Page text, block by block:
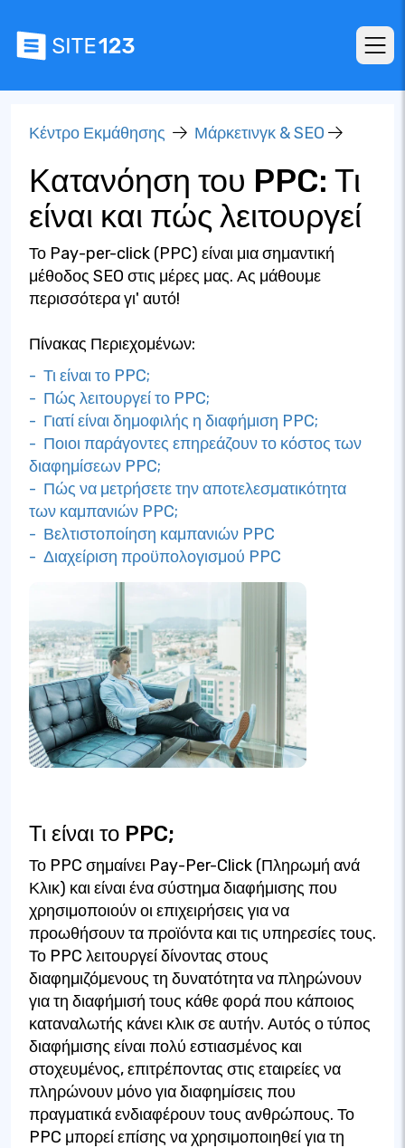
Κέντρο Εκμάθησης Μάρκετινγκ & SEO
Κατανόηση του PPC: Τι
είναι και πώς λειτουργεί
Το Pay-per-click (PPC) είναι μια σημαντική
μέθοδος SEO στις μέρες μας. Ας μάθουμε
περισσότερα γι' αυτό!
Πίνακας Περιεχομένων:
- Τι είναι το PPC;
- Πώς λειτουργεί το PPC;
- Γιατί είναι δημοφιλής η διαφήμιση PPC;
- Ποιοι παράγοντες επηρεάζουν το κόστος των
διαφημίσεων PPC;
- Πώς να μετρήσετε την αποτελεσματικότητα
των καμπανιών PPC;
- Βελτιστοποίηση καμπανιών PPC
- Διαχείριση προϋπολογισμού PPC
Τι είναι το PPC;
Το PPC σημαίνει Pay-Per-Click (Πληρωμή ανά
Κλικ) και είναι ένα σύστημα διαφήμισης που
χρησιμοποιούν οι επιχειρήσεις για να
προωθήσουν τα προϊόντα και τις υπηρεσίες τους.
Το PPC λειτουργεί δίνοντας στους
διαφημιζόμενους τη δυνατότητα να πληρώνουν
για τη διαφήμισή τους κάθε φορά που κάποιος
καταναλωτής κάνει κλικ σε αυτήν. Αυτός ο τύπος
διαφήμισης είναι πολύ εστιασμένος και
στοχευμένος, επιτρέποντας στις εταιρείες να
πληρώνουν μόνο για διαφημίσεις που
πραγματικά ενδιαφέρουν τους ανθρώπους. Το
PPC μπορεί επίσης να χρησιμοποιηθεί για τη